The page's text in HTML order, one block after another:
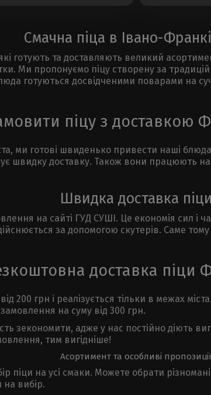
Смачна піца в Івано-
готують та доставляють великий
Ми пропонуємо піцу створену за
готуються досвідченими поварами на
піцу з доставкою
ми готові швиденько привести наші
швидку доставку. Також вони працюють
Швидка доставка піци
на сайті ГУД СУШІ. Це економія сил і
за допомогою скутерів. Саме
доставка піци
200 грн і реалізується тільки в межах
на суму від 300 грн.
зекономити, адже у нас постійно діють
тим вигідніше!
Асортимент та особливі
на усі смаки. Можете обрати
на вибір.